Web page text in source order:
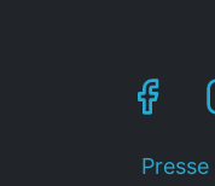
Presse